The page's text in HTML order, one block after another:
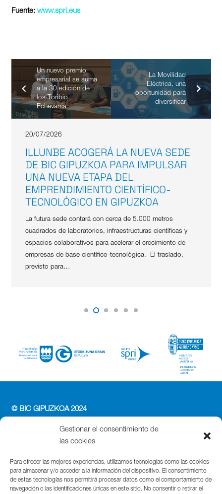
Gestionar el consentimiento de
las cookies
Para ofrecer las mejores experiencias, utilizamos tecnologías como las cookies
para almacenar y/o acceder a la información del dispositivo. El consentimiento
de estas tecnologías nos permitirá procesar datos como el comportamiento de
navegación o las identificaciones únicas en este sitio. No consentir o retirar el
Fuente: www.spri.eus
Un nuevo premio
empresarial se suma
a la 30 edición de
los Toribio
Echevarria
La Movilidad
Eléctrica, una
oportunidad para
diversificar
20/07/2026
ILLUNBE ACOGERÁ LA NUEVA SEDE
DE BIC GIPUZKOA PARA IMPULSAR
UNA NUEVA ETAPA DEL
EMPRENDIMIENTO CIENTÍFICO-
TECNOLÓGICO EN GIPUZKOA
La futura sede contará con cerca de 5.000 metros
cuadrados de laboratorios, infraestructuras científicas y
espacios colaborativos para acelerar el crecimiento de
empresas de base científico-tecnológica. El traslado,
previsto para…
© BIC GIPUZKOA 2024
PERFIL DEL CONTRATANTE
ACCESIBILIDAD
POLÍTICA DE COOKIES
AVISO LEGAL